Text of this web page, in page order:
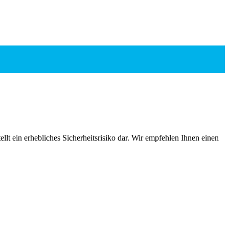
ein erhebliches Sicherheitsrisiko dar. Wir empfehlen Ihnen einen